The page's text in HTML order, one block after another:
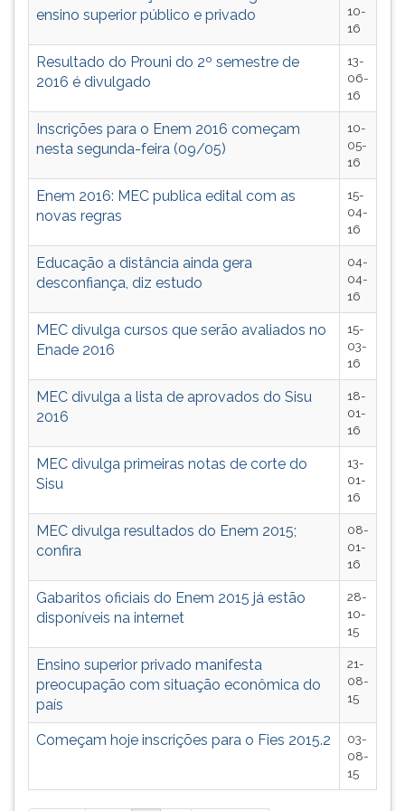
ensino superior público e privado
10-
16
Resultado do Prouni do 2º semestre de
2016 é divulgado
13-
06-
16
Inscrições para o Enem 2016 começam
nesta segunda-feira (09/05)
10-
05-
16
Enem 2016: MEC publica edital com as
novas regras
15-
04-
16
Educação a distância ainda gera
desconfiança, diz estudo
04-
04-
16
MEC divulga cursos que serão avaliados no
Enade 2016
15-
03-
16
MEC divulga a lista de aprovados do Sisu
2016
18-
01-
16
MEC divulga primeiras notas de corte do
Sisu
13-
01-
16
MEC divulga resultados do Enem 2015;
confira
08-
01-
16
Gabaritos oficiais do Enem 2015 já estão
disponíveis na internet
28-
10-
15
Ensino superior privado manifesta
preocupação com situação econômica do
país
21-
08-
15
Começam hoje inscrições para o Fies 2015.2
03-
08-
15